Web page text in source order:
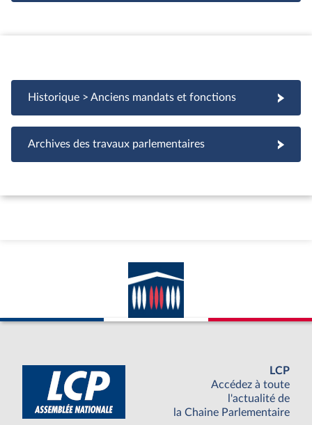
Historique > Anciens mandats et fonctions
Archives des travaux parlementaires
LCP
Accédez à toute
l'actualité de
la Chaine Parlementaire